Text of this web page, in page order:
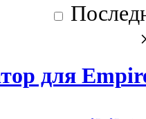
для